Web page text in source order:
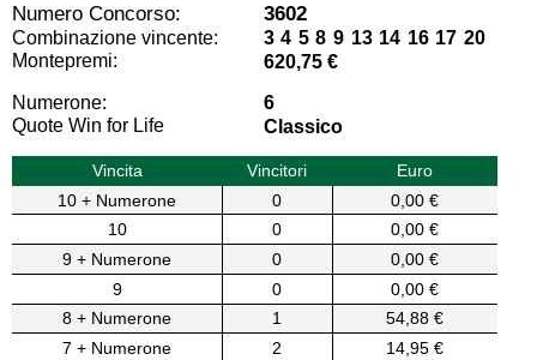
Numero Concorso: 3602
Combinazione vincente:
3 4 5 8 9 13 14 16 17 20
Montepremi:
620,75 €
Numerone:
6
Quote Win for Life
Classico
Vincita Vincitori
Euro
10 + Numerone
0
0,00 €
10
0
0,00 €
9 + Numerone
0
0,00 €
9
0
0,00 €
8 + Numerone
1
54,88 €
7 + Numerone
2
14,95 €